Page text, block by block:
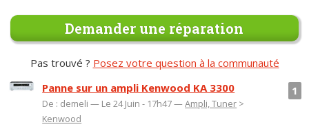
Demander une réparation
Pas trouvé ? Posez votre question à la communauté
1
Panne sur un ampli Kenwood KA 3300
De : demeli — Le 24 Juin - 17h47 —Ampli, Tuner >
Kenwood